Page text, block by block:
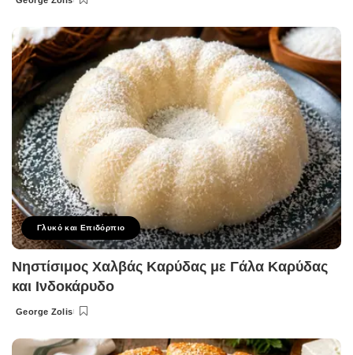
Posted
Γλυκό και Επιδόρπιο
Νηστίσιμος Χαλβάς Καρύδας με Γάλα Καρύδας
και Ινδοκάρυδο
Posted
George Zolis